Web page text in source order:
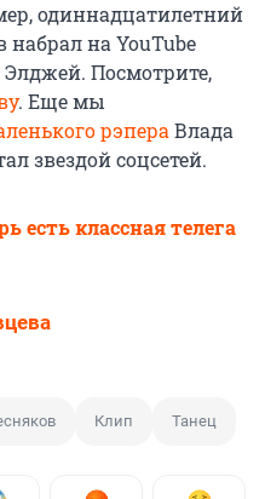
одиннадцатилетний
на YouTube
Посмотрите,
. Еще мы
рэпера Влада
звездой соцсетей.
есть классная телега
Клип Танец